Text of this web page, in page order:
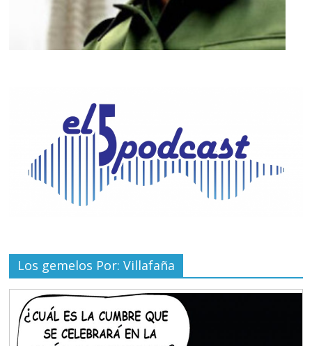
Los gemelos Por: Villafaña